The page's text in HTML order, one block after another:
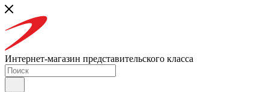
Интернет-магазин представительского класса